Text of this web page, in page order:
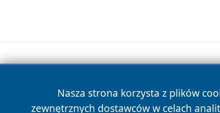
Nasza strona korzysta z plików
zewnętrznych dostawców w celach